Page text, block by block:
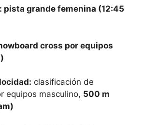
pista grande femenina (12:45
cross por equipos
clasificación de
equipos masculino, 500 m